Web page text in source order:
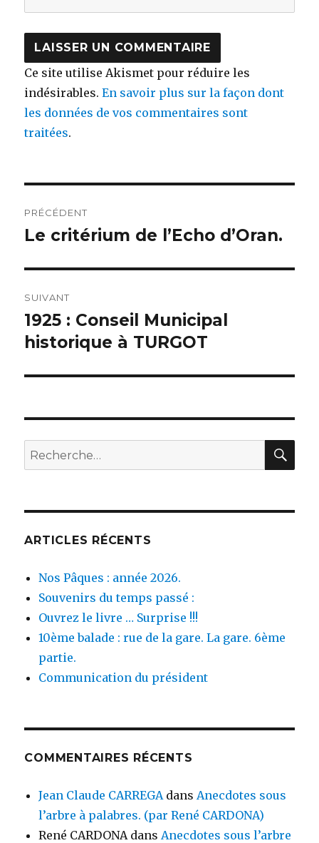
Ce site utilise Akismet pour réduire les
indésirables.En savoir plus sur la façon dont
les données de vos commentaires sont
traitées.
de
PRÉCÉDENT
Publication
Le critérium de l’Echo d’Oran.
SUIVANT
Publication
suivante :
1925 : Conseil Municipal
historique à TURGOT
Recherche
pour :
ARTICLES RÉCENTS
Nos Pâques : année 2026.
Souvenirs du temps passé :
Ouvrez le livre … Surprise !!!
10ème balade : rue de la gare. La gare. 6ème
partie.
Communication du président
COMMENTAIRES RÉCENTS
Jean Claude CARREGA dans Anecdotes sous
l’arbre à palabres. (par René CARDONA)
René CARDONA dans Anecdotes sous l’arbre